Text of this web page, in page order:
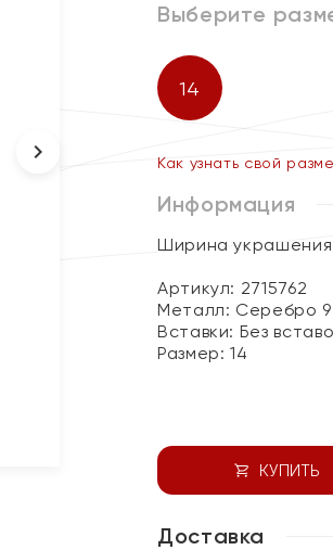
Выберите
14
Как узнать свой
Информация
Ширина
Артикул: 2715762
Металл: Серебро
Вставки: Без
Размер:14
КУПИТЬ
Доставка